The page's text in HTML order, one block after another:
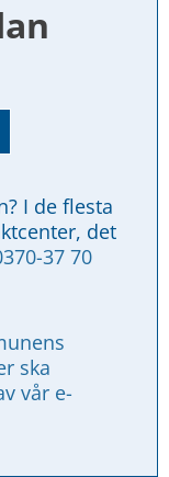
I de flesta
det
37 70
ska
vår e-